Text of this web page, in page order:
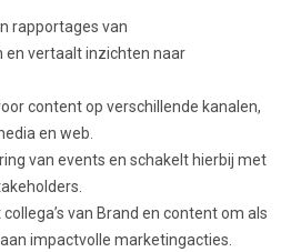
rapportages van
vertaalt inzichten naar
content op verschillende kanalen,
en web.
van events en schakelt hierbij met
van Brand en content om als
impactvolle marketingacties.